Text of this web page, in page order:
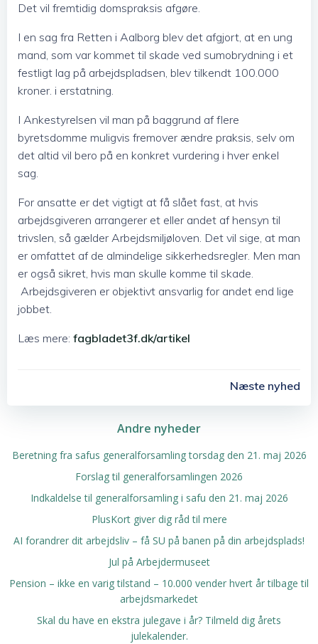
Det vil fremtidig domspraksis afgøre.
I en sag fra Retten i Aalborg blev det afgjort, at en ung
mand, som var kommet til skade ved sumobrydning i et
festligt lag på arbejdspladsen, blev tilkendt 100.000
kroner. i erstatning.
I Ankestyrelsen vil man på baggrund af flere
byretsdomme muligvis fremover ændre praksis, selv om
det altid vil bero på en konkret vurdering i hver enkel
sag.
For ansatte er det vigtigt at få slået fast, at hvis
arbejdsgiveren arrangerer et eller andet af hensyn til
trivslen, så gælder Arbejdsmiljøloven. Det vil sige, at man
er omfattet af de almindelige sikkerhedsregler. Men man
er også sikret, hvis man skulle komme til skade.
Arbejdsgiveren er objektivt ansvarlig for andet end lige
jobbet.
Læs mere: fagbladet3f.dk/artikel
Navigation
Næste nyhed
Andre nyheder
Beretning fra safus generalforsamling torsdag den 21. maj 2026
Forslag til generalforsamlingen 2026
Indkaldelse til generalforsamling i safu den 21. maj 2026
PlusKort giver dig råd til mere
AI forandrer dit arbejdsliv – få SU på banen på din arbejdsplads!
Jul på Arbejdermuseet
Pension – ikke en varig tilstand – 10.000 vender hvert år tilbage til
arbejdsmarkedet
Skal du have en ekstra julegave i år? Tilmeld dig årets
julekalender.